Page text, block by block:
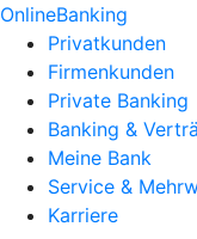
OnlineBanking
Privatkunden
Firmenkunden
Private Banking
Banking &
Meine Bank
Service &
Karriere